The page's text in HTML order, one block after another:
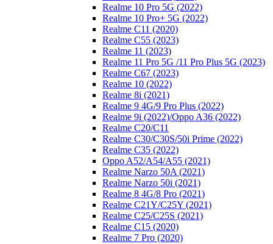
Realme 10 Pro 5G (2022)
Realme 10 Pro+ 5G (2022)
Realme C11 (2020)
Realme C55 (2023)
Realme 11 (2023)
Realme 11 Pro 5G /11 Pro Plus 5G (2023)
Realme C67 (2023)
Realme 10 (2022)
Realme 8i (2021)
Realme 9 4G/9 Pro Plus (2022)
Realme 9i (2022)/Oppo A36 (2022)
Realme C20/C11
Realme C30/C30S/50i Prime (2022)
Realme C35 (2022)
Oppo A52/A54/A55 (2021)
Realme Narzo 50A (2021)
Realme Narzo 50i (2021)
Realme 8 4G/8 Pro (2021)
Realme C21Y/C25Y (2021)
Realme C25/C25S (2021)
Realme C15 (2020)
Realme 7 Pro (2020)